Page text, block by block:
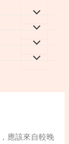
應該來自較晚